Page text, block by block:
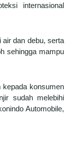
internasional
air dan debu, serta
sehingga mampu
kepada konsumen
sudah melebihi
Automobile,